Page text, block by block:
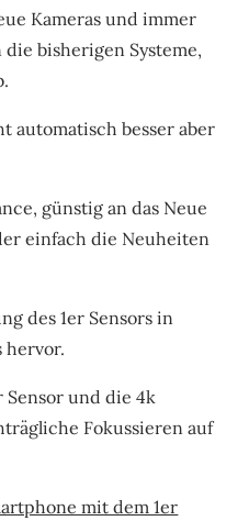
Kameras und immer
bisherigen Systeme,
automatisch besser aber
günstig an das Neue
einfach die Neuheiten
des 1er Sensors in
hervor.
Sensor und die 4k
Fokussieren auf
mit dem 1er